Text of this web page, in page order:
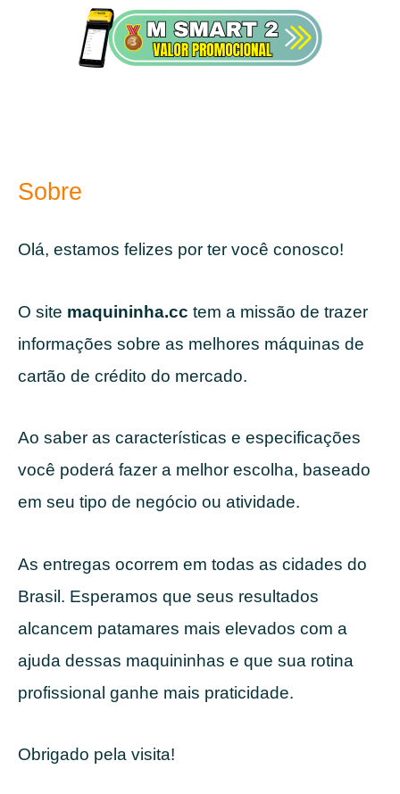
Sobre
Olá, estamos felizes por ter você conosco!
O site maquininha.cc tem a missão de trazer
informações sobre as melhores máquinas de
cartão de crédito do mercado.
Ao saber as características e especificações
você poderá fazer a melhor escolha, baseado
em seu tipo de negócio ou atividade.
As entregas ocorrem em todas as cidades do
Brasil. Esperamos que seus resultados
alcancem patamares mais elevados com a
ajuda dessas maquininhas e que sua rotina
profissional ganhe mais praticidade.
Obrigado pela visita!